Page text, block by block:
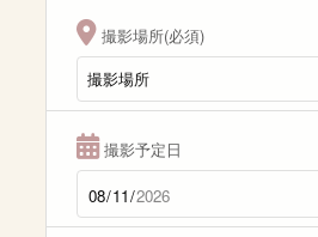
撮影場所(必須)
撮影予定日